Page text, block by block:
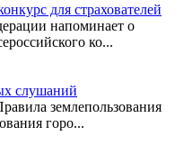
для страхователей
напоминает о
ко...
слушаний
землепользования
горо...